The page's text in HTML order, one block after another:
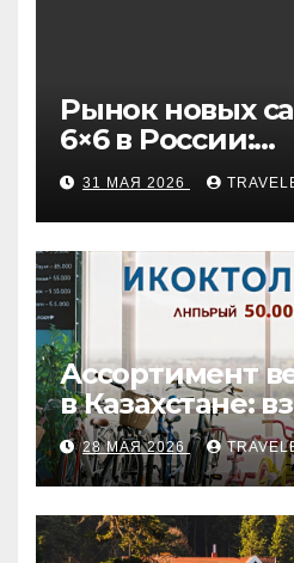
Рынок новых
6×6 в России:
31 МАЯ 2026
Ассортимент
в Казахстане:
детские и
модели,
категории и
рассрочки
28 МАЯ 2026